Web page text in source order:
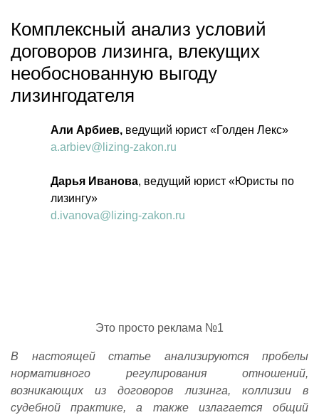
Комплексный анализ условий
договоров лизинга, влекущих
необоснованную выгоду
лизингодателя
Али Арбиев, ведущий юрист «Голден Лекс»
a.arbiev@lizing-zakon.ru
Дарья Иванова, ведущий юрист «Юристы по
лизингу»
d.ivanova@lizing-zakon.ru
Это просто реклама №1
В настоящей статье анализируются пробелы
нормативного регулирования отношений,
возникающих из договоров лизинга, коллизии в
судебной практике, а также излагается общий